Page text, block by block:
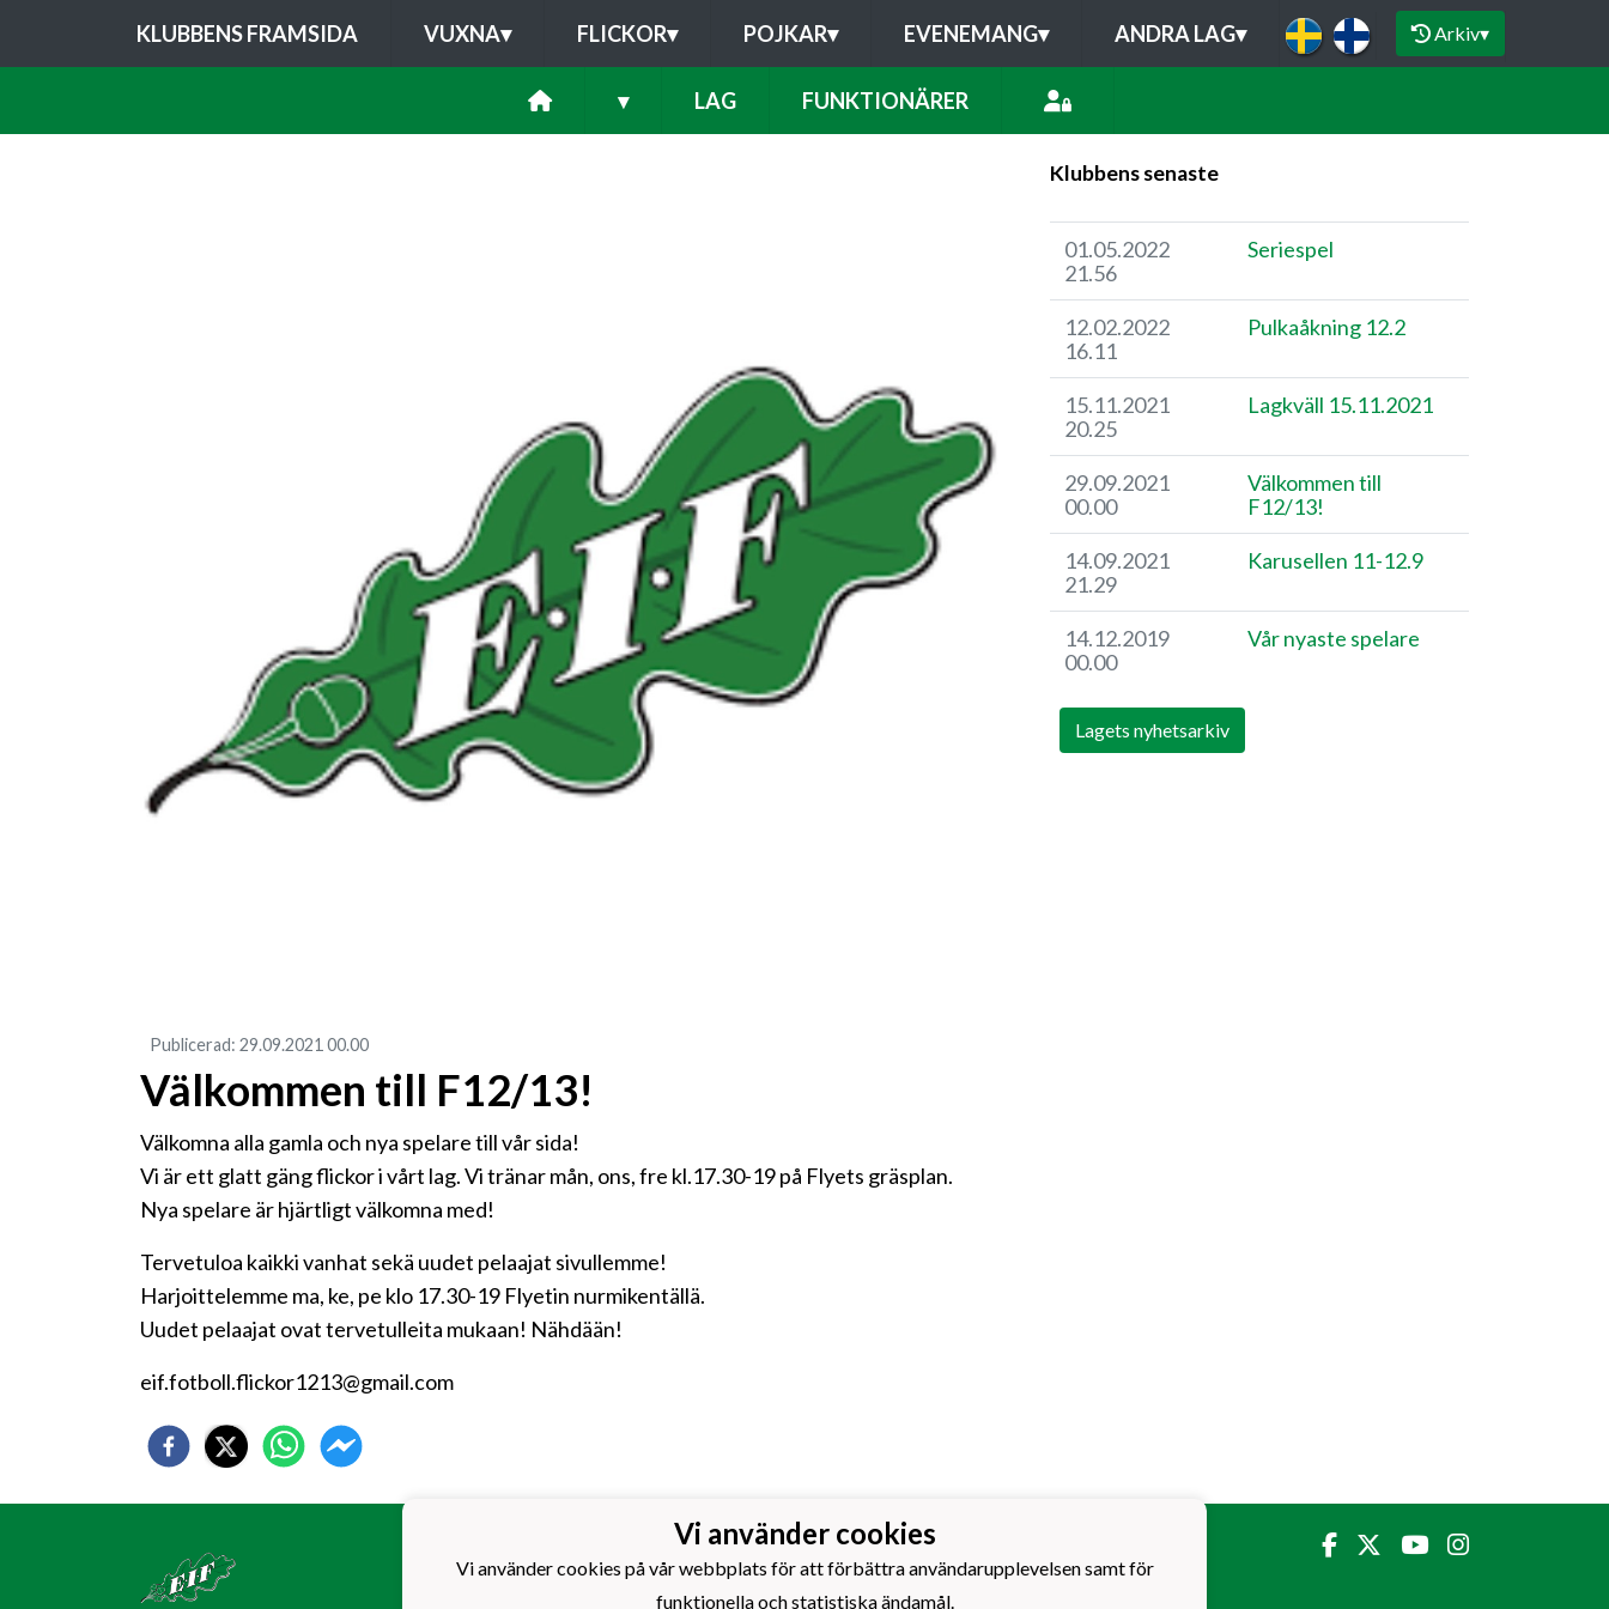
KLUBBENS FRAMSIDA VUXNA▾ FLICKOR▾ POJKAR▾ EVENEMANG▾ ANDRA LAG▾ Arkiv▾
▾ LAG FUNKTIONÄRER
Publicerad: 29.09.2021 00.00
Välkommen till F12/13!
Välkomna alla gamla och nya spelare till vår sida!
Vi är ett glatt gäng flickor i vårt lag. Vi tränar mån, ons, fre kl.17.30-19 på Flyets gräsplan.
Nya spelare är hjärtligt välkomna med!
Tervetuloa kaikki vanhat sekä uudet pelaajat sivullemme!
Harjoittelemme ma, ke, pe klo 17.30-19 Flyetin nurmikentällä.
Uudet pelaajat ovat tervetulleita mukaan! Nähdään!
eif.fotboll.flickor1213@gmail.com
Klubbens senaste
01.05.2022
21.56
Seriespel
12.02.2022
16.11
Pulkaåkning 12.2
15.11.2021
20.25
Lagkväll 15.11.2021
29.09.2021
00.00
Välkommen till
F12/13!
14.09.2021
21.29
Karusellen 11-12.9
14.12.2019
00.00
Vår nyaste spelare
Lagets nyhetsarkiv
Ekenäs Idrottsförening rf.
EIF Fotboll
Ladugårdsgatan 14
Vi använder cookies
Vi använder cookies på vår webbplats för att förbättra användarupplevelsen samt för
funktionella och statistiska ändamål.